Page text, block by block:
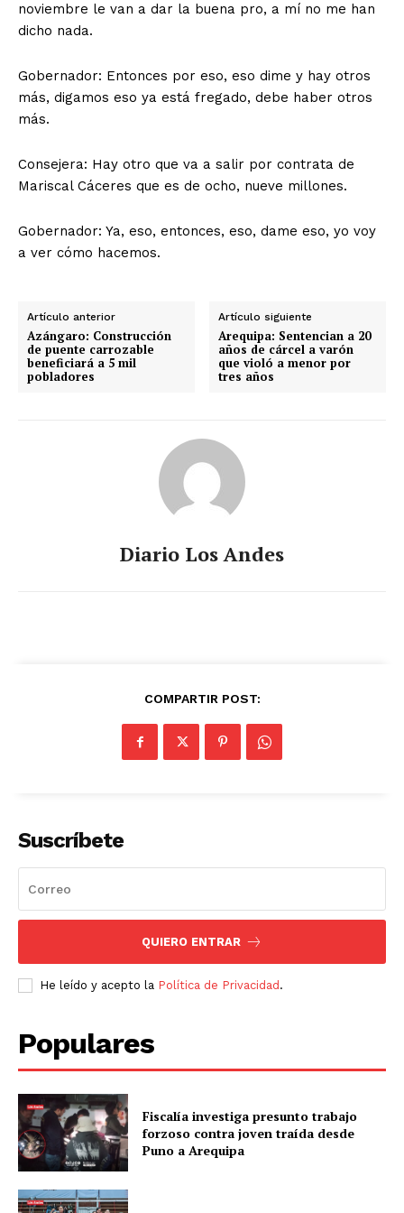
SUSCRIBETE
Diario los Andes
noviembre le van a dar la buena pro, a mí no me han
dicho nada.
Gobernador: Entonces por eso, eso dime y hay otros
más, digamos eso ya está fregado, debe haber otros
más.
Consejera: Hay otro que va a salir por contrata de
Mariscal Cáceres que es de ocho, nueve millones.
Gobernador: Ya, eso, entonces, eso, dame eso, yo voy
a ver cómo hacemos.
Artículo anterior
Azángaro: Construcción
de puente carrozable
beneficiará a 5 mil
pobladores
Artículo siguiente
Arequipa: Sentencian a 20
años de cárcel a varón
que violó a menor por
tres años
Diario Los Andes
COMPARTIR POST:
Suscríbete
QUIERO ENTRAR
He leído y acepto la Política de Privacidad .
Populares
Fiscalía investiga presunto trabajo
forzoso contra joven traída desde
Puno a Arequipa